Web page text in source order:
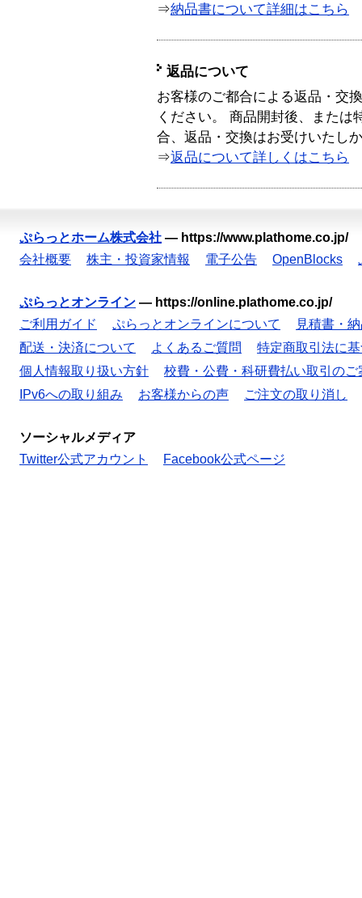
⇒納品書について詳細はこちら
返品について
お客様のご都合による返品・交
ください。 商品開封後、または
合、返品・交換はお受けいたし
⇒返品について詳しくはこちら
ぷらっとホーム株式会社 — https://www.plathome.co.jp/
会社概要
株主・投資家情報 電子公告 OpenBlocks
ぷらっとオンライン — https://online.plathome.co.jp/
ご利用ガイド
ぷらっとオンラインについて
見積書・
配送・決済について
よくあるご質問
特定商取引法に
個人情報取り扱い方針
校費・公費・科研費払い取引のご
IPv6への取り組み
お客様からの声 ご注文の取り消し
ソーシャルメディア
Twitter公式アカウント
Facebook公式ページ